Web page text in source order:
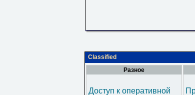
Classified
Разное
Доступ к оперативной